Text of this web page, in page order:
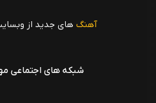
آهنگ های جدید از
شبکه های اجتماعی